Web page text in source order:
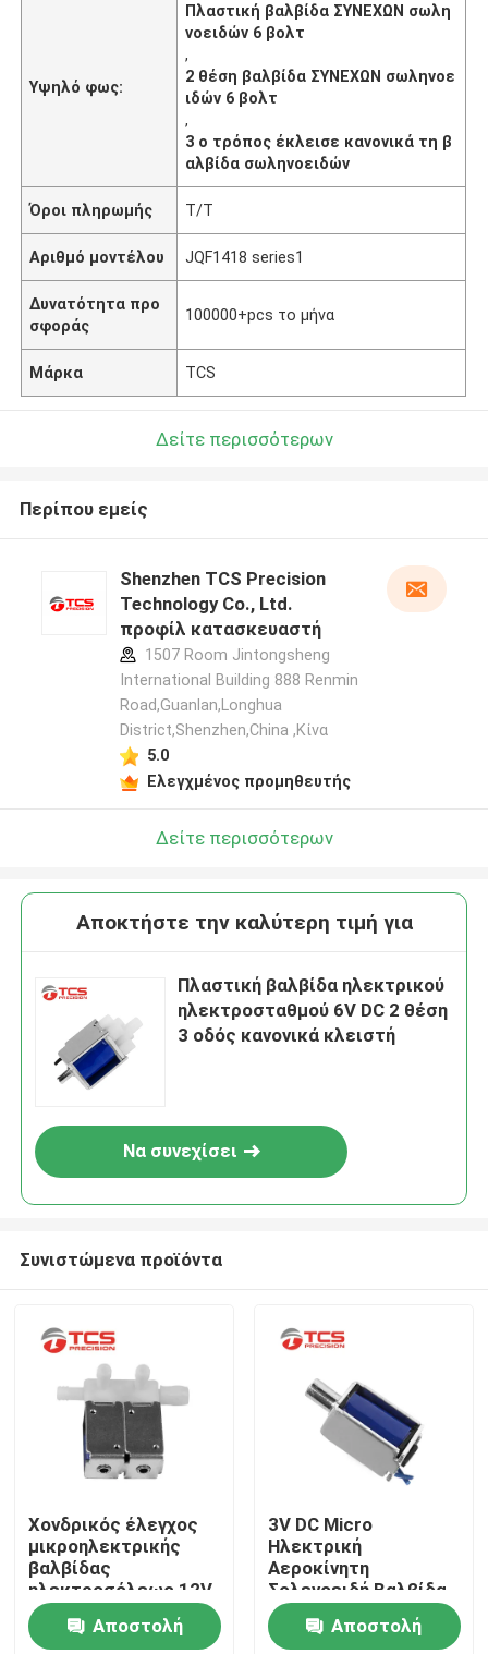
Προϊόντα
Εμφάνιση VR
Υψηλό φως:
Πλαστική βαλβίδα ΣΥΝΕΧΩΝ σωλη
νοειδών 6 βολτ
,
2 θέση βαλβίδα ΣΥΝΕΧΩΝ σωληνοε
ιδών 6 βολτ
,
3 ο τρόπος έκλεισε κανονικά τη β
αλβίδα σωληνοειδών
Όροι πληρωμής T/T
Αριθμό μοντέλου JQF1418 series1
Δυνατότητα προ
σφοράς
100000+pcs το μήνα
Μάρκα TCS
Δείτε περισσότερων
Περίπου εμείς
Shenzhen TCS Precision
Technology Co., Ltd.
προφίλ κατασκευαστή
1507 Room Jintongsheng
International Building 888 Renmin
Road,Guanlan,Longhua
District,Shenzhen,China ,Κίνα
5.0
Ελεγχμένος προμηθευτής
Δείτε περισσότερων
Αποκτήστε την καλύτερη τιμή για
Πλαστική βαλβίδα ηλεκτρικού
ηλεκτροσταθμού 6V DC 2 θέση
3 οδός κανονικά κλειστή
Να συνεχίσει
Συνιστώμενα προϊόντα
Χονδρικός έλεγχος
μικροηλεκτρικής
βαλβίδας
ηλεκτροσόλεως 12V
Αποστολή
3V DC Micro
Ηλεκτρική
Αεροκίνητη
Σολενοειδή Βαλβίδα
Για
Σφυγμομανόμετρο
Αποστολή